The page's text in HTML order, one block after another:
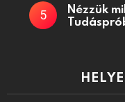
Nézzük